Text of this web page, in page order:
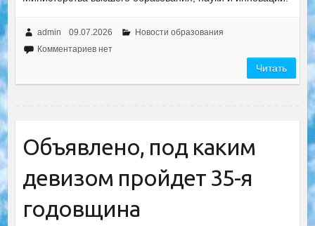
admin 09.07.2026
Новости образования
Комментариев нет
Читать
Объявлено, под каким
девизом пройдет 35-я
годовщина